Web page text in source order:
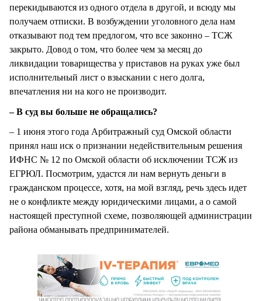
перекидываются из одного отдела в другой, и всюду мы
получаем отписки. В возбуждении уголовного дела нам
отказывают под тем предлогом, что все законно – ТСЖ
закрыто. Довод о том, что более чем за месяц до
ликвидации товарищества у приставов на руках уже был
исполнительный лист о взыскании с него долга,
впечатления ни на кого не производит.
– В суд вы больше не обращались?
– 1 июня этого года Арбитражный суд Омской области
принял наш иск о признании недействительным решения
ИФНС № 12 по Омской области об исключении ТСЖ из
ЕГРЮЛ. Посмотрим, удастся ли нам вернуть деньги в
гражданском процессе, хотя, на мой взгляд, речь здесь идет
не о конфликте между юридическими лицами, а о самой
настоящей преступной схеме, позволяющей администрации
района обманывать предпринимателей.